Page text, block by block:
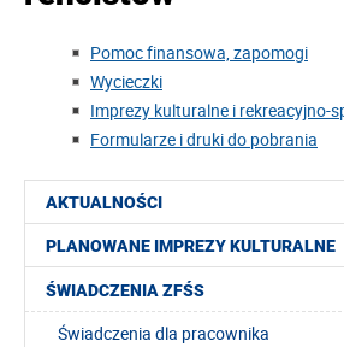
AKTUALNOŚCI
PLANOWANE IMPREZY KULTURALNE
ŚWIADCZENIA ZFŚS
Świadczenia dla pracownika
Pomoc finansowa, zapomogi
Wycieczki
Imprezy kulturalne i rekreacyjno-
Formularze i druki do pobrania